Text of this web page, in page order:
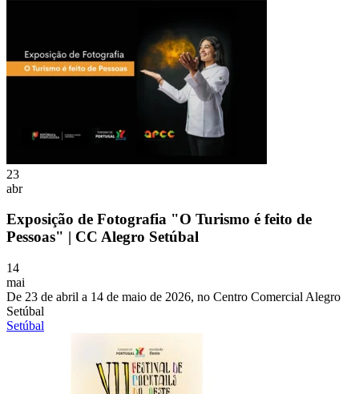
23
abr
Exposição de Fotografia "O Turismo é feito de
Pessoas" | CC Alegro Setúbal
14
mai
De 23 de abril a 14 de maio de 2026, no Centro Comercial Alegro
Setúbal
Setúbal